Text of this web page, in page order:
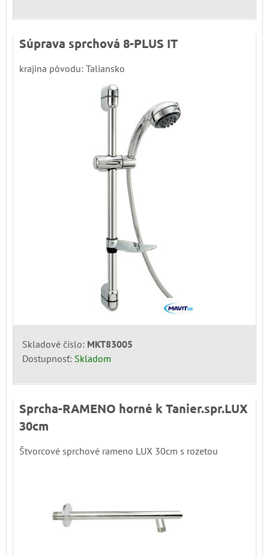
Súprava sprchová 8-PLUS IT
krajina pôvodu: Taliansko
Skladové číslo: MKT83005
Dostupnosť: Skladom
Sprcha-RAMENO horné k Tanier.spr.LUX
30cm
Štvorcové sprchové rameno LUX 30cm s rozetou